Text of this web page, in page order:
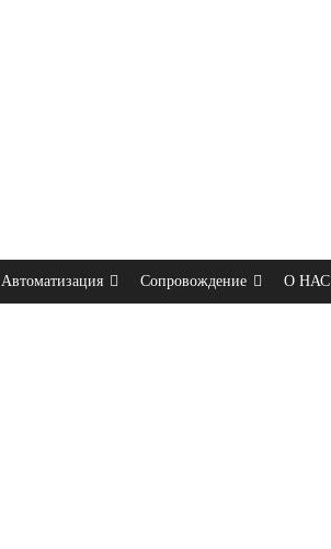
Автоматизация Сопровождение О НАС